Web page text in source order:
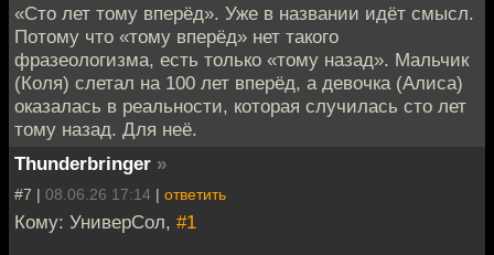
«Сто лет тому вперёд». Уже в названии идёт смысл.
Потому что «тому вперёд» нет такого
фразеологизма, есть только «тому назад». Мальчик
(Коля) слетал на 100 лет вперёд, а девочка (Алиса)
оказалась в реальности, которая случилась сто лет
тому назад. Для неё.
Thunderbringer »
#7 | 08.06.26 17:14 | ответить
Кому: УниверСол, #1